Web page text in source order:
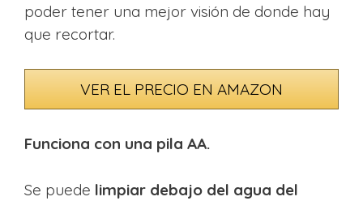
poder tener una mejor visión de donde hay
que recortar.
VER EL PRECIO EN AMAZON
Funciona con una pila AA.
Se puede limpiar debajo del agua del